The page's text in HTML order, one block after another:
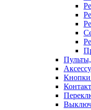
Кнопки